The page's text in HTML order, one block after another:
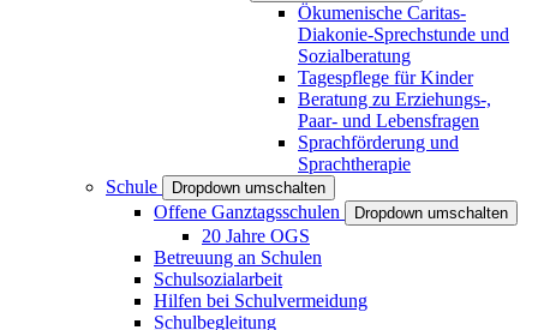
Ökumenische Caritas-
Diakonie-Sprechstunde und
Sozialberatung
Tagespflege für Kinder
Beratung zu Erziehungs-,
Paar- und Lebensfragen
Sprachförderung und
Sprachtherapie
Schule
Dropdown umschalten
Offene Ganztagsschulen Dropdown umschalten
20 Jahre OGS
Betreuung an Schulen
Schulsozialarbeit
Hilfen bei Schulvermeidung
Schulbegleitung